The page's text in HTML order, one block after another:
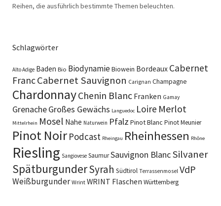
Reihen, die ausführlich bestimmte Themen beleuchten.
Schlagwörter
Alto Adige Baden Bio BiodynamieBiowein Bordeaux Cabernet
FrancCabernet Sauvignon Carignan Champagne
ChardonnayChenin Blanc Franken Gamay
GrenacheGroßes Gewächs Languedoc Loire Merlot
Mittelrhein Mosel Nahe Naturwein Pfalz Pinot Blanc Pinot Meunier
Pinot Noir Podcast Rheingau Rheinhessen Rhône
Riesling Sangiovese SaumurSauvignon BlancSilvaner
SpätburgunderSyrah Südtirol Terrassenmosel VdP
Weißburgunder Wrint WRINT Flaschen Württemberg